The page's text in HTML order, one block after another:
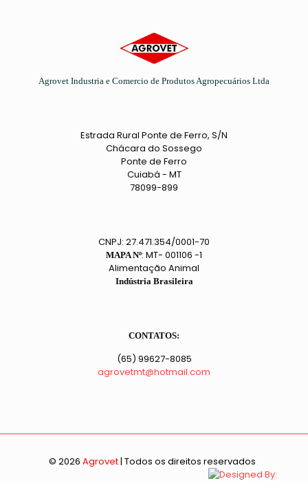
Agrovet Industria e Comercio de Produtos Agropecuários Ltda
Estrada Rural Ponte de Ferro, S/N
Chácara do Sossego
Ponte de Ferro
Cuiabá - MT
78099-899
CNPJ: 27.471.354/0001-70
MAPA Nº: MT- 001106 -1
Alimentação Animal
Indústria Brasileira
CONTATOS:
(65) 99627-8085
agrovetmt@hotmail.com
© 2026 Agrovet| Todos os direitos reservados